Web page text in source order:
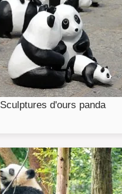
Sculptures d'ours panda